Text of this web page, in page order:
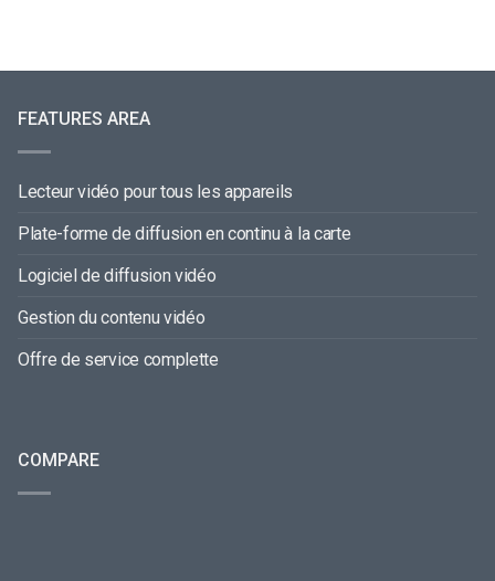
FEATURES AREA
Lecteur vidéo pour tous les appareils
Plate-forme de diffusion en continu à la carte
Logiciel de diffusion vidéo
Gestion du contenu vidéo
Offre de service complette
COMPARE